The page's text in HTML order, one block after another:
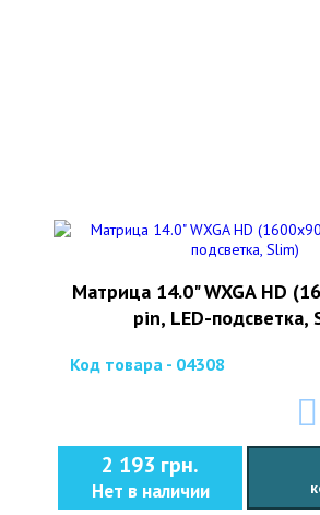
Матрица 14.0" WXGA HD
pin, LED-подсветка,
Код товара - 04308
2 193 грн.
Нет в наличии